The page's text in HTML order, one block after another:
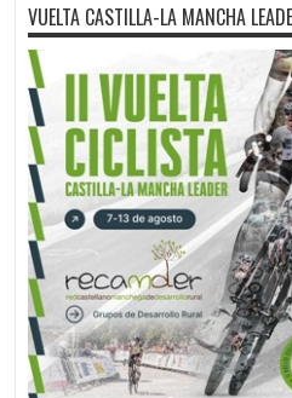
VUELTA CASTILLA-LA MANCHA